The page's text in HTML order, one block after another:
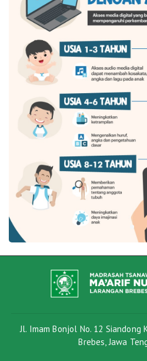
Jl. Imam Bonjol No. 12 Siandong
Brebes, Jawa